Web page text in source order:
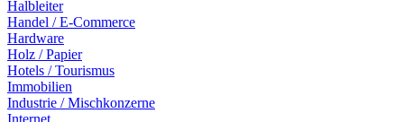
Halbleiter
Handel / E-Commerce
Hardware
Holz / Papier
Hotels / Tourismus
Immobilien
Industrie / Mischkonzerne
Internet